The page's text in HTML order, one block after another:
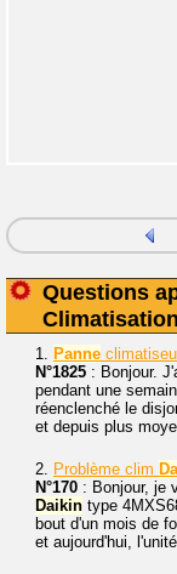
Questions
Climatisation
1. Panne
N°1825 : Bonjour.
pendant une
réenclenché le
et depuis plus
2. Problème clim
N°170 : Bonjour, je
Daikin type
bout d'un mois de
et aujourd'hui,